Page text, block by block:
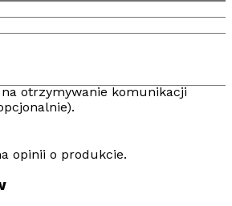
otrzymywanie komunikacji
opinii o produkcie.